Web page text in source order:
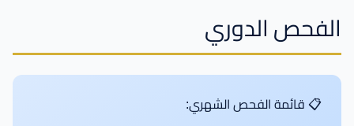
الفحص الدوري
📋 قائمة الفحص الشهري: